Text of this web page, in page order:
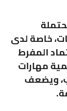
خاصة لدى
المفرط
مهارات
ويضعف